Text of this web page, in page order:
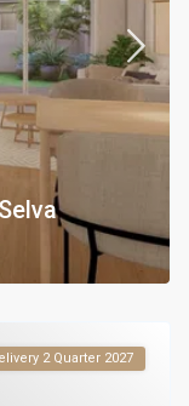
2 Quarter 2027